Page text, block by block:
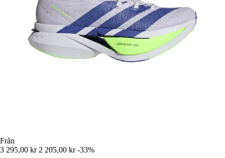
Från
3 295,00 kr 2 205,00 kr -33%